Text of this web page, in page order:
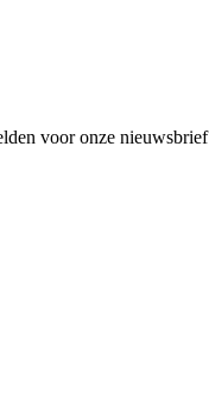
voor onze nieuwsbrief